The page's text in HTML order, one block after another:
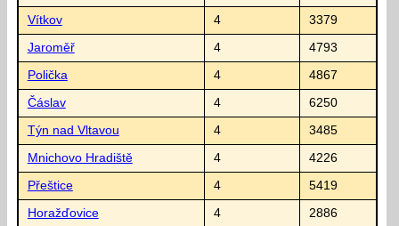
Vítkov 4 3379
Jaroměř 4 4793
Polička 4 4867
Čáslav 4 6250
Týn nad Vltavou 4 3485
Mnichovo Hradiště 4 4226
Přeštice 4 5419
Horažďovice 4 2886